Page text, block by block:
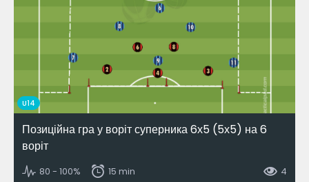
U14
Позиційна гра у воріт суперника 6х5 (5х5) на 6
воріт
80 - 100% 15 min 4